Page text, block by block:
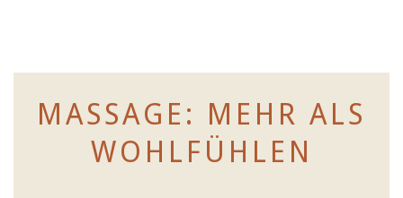
MASSAGE: MEHR ALS
WOHLFÜHLEN